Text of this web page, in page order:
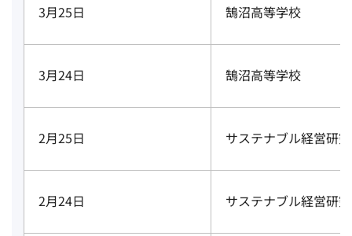
3月25日 鵠沼高等学校
3月24日 鵠沼高等学校
2月25日 サステナブル経営研
2月24日 サステナブル経営研